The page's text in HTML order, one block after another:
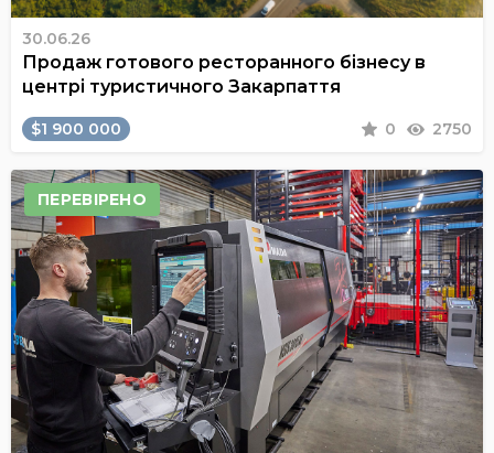
30.06.26
Продаж готового ресторанного бізнесу в
центрі туристичного Закарпаття
$1 900 000 0 2750
ПЕРЕВІРЕНО